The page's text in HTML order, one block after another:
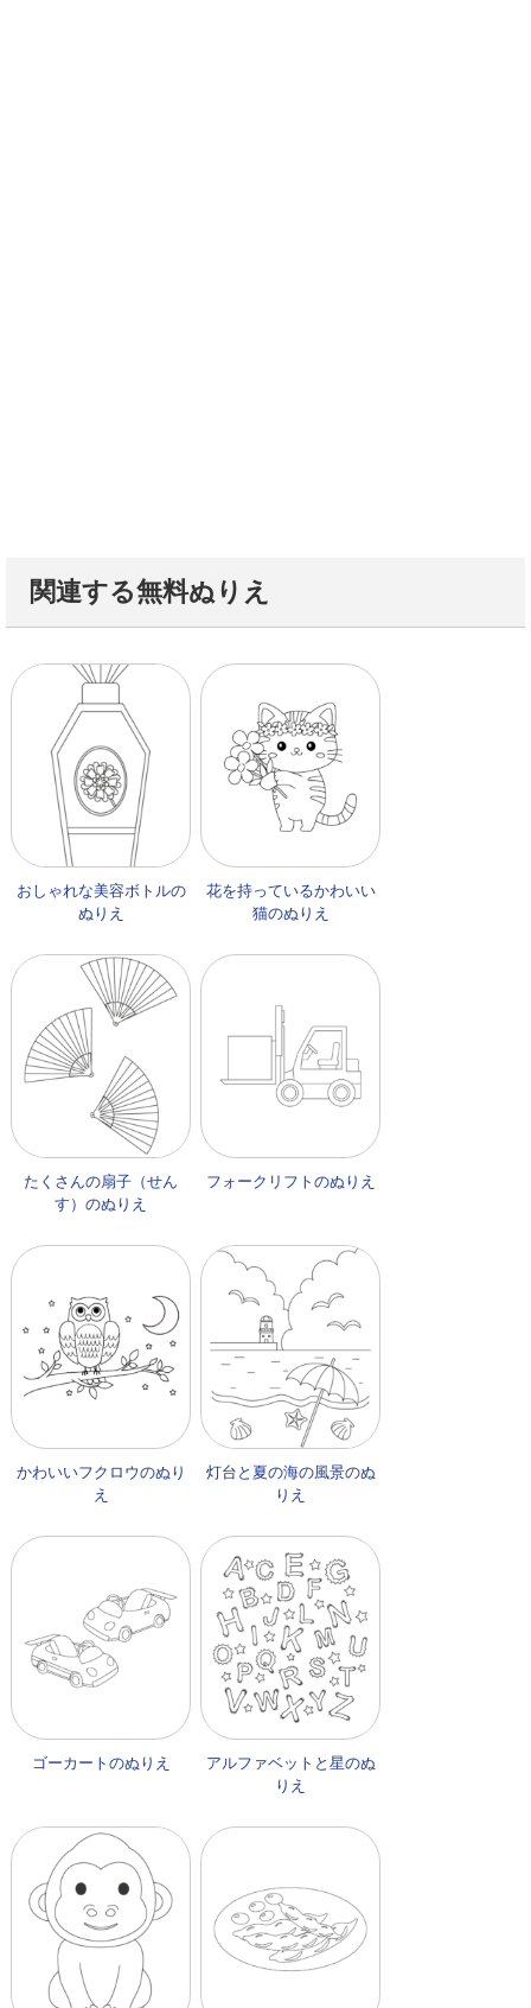
関連する無料ぬりえ
おしゃれな美容ボトルの
ぬりえ
花を持っているかわいい
猫のぬりえ
たくさんの扇子（せん
す）のぬりえ
フォークリフトのぬりえ
かわいいフクロウのぬり
え
灯台と夏の海の風景のぬ
りえ
ゴーカートのぬりえ
アルファベットと星のぬ
りえ